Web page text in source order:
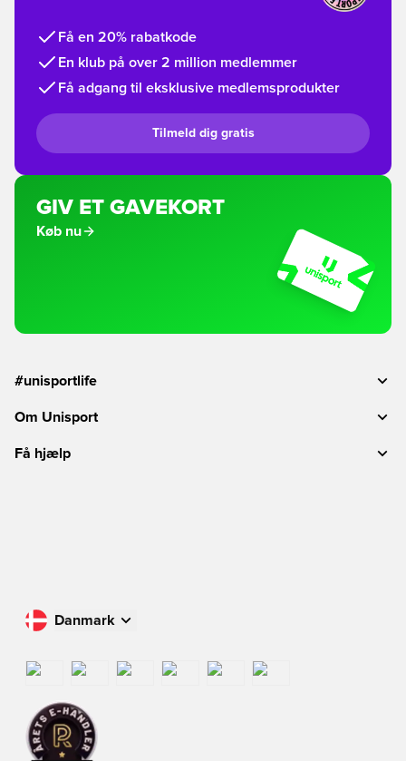
Få en 20% rabatkode
En klub på over 2 million medlemmer
Få adgang til eksklusive medlemsprodukter
Tilmeld dig gratis
GIV ET GAVEKORT
Køb nu
#unisportlife
Om Unisport
Få hjælp
Danmark